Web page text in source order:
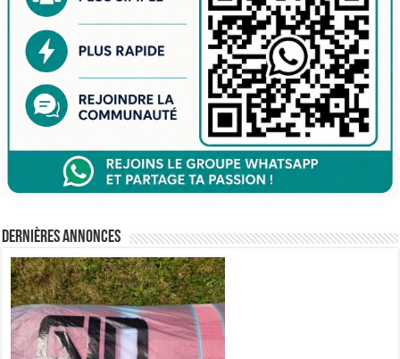
Dernières annonces